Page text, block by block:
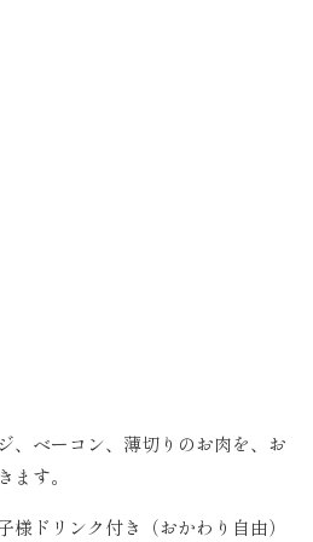
、ベーコン、薄切りのお肉を、お
す。
ドリンク付き（おかわり自由）